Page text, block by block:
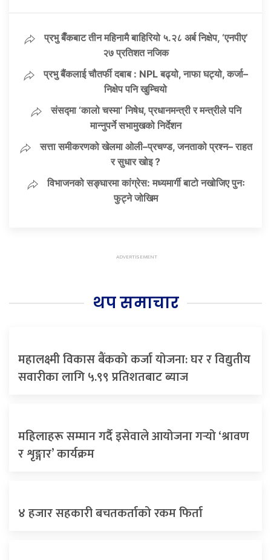
प्रभु बैँकबाट तीन महिनामै बाहिरियो ५.२८ अर्ब निक्षेप, ‘एनपीए’
२७ प्रतिशत नजिक
प्रभु बैंकलाई चौतर्फी दबाब : NPL बढ्यो, नाफा घट्यो, कर्जा–
निक्षेप पनि खुम्चियो
संसद्मा ‘कालो चस्मा’ निषेध, प्रधानमन्त्री र मन्त्रीले पनि
मान्नुपर्ने सभामुखको निर्देशन
सत्ता समीकरणको खेलमा ओली–प्रचण्ड, जनताको प्रश्न– राहत
र सुधार खोइ ?
विभाजनको सङ्घारमा कांग्रेस: मध्यमार्गी बाटो नखोजिए पुनः
फुट्ने जोखिम
थप समाचार
महालक्ष्मी विकास बैंकको कर्जा योजना: घर र विद्युतीय
सवारीका लागि ५.९९ प्रतिशतबाट ब्याज
महिलाहरू सम्मान गर्दै इसेवाले आयोजना गर्‍यो ‘श्रावण
र शृङ्गार’ कार्यक्रम
४ हजार सहकारी बचतकर्ताको रकम फिर्ता